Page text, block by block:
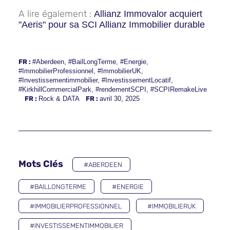
A lire également : Allianz Immovalor acquiert
"Aeris" pour sa SCI Allianz Immobilier durable
FR : #Aberdeen, #BailLongTerme, #Energie,
#ImmobilierProfessionnel , #ImmobilierUK,
#Investissementimmobilier, #InvestissementLocatif,
#KirkhillCommercialPark, #rendementSCPI , #SCPIRemakeLive
FR : Rock & DATA FR : avril 30, 2025
Mots Clés #ABERDEEN
#BAILLONGTERME #ENERGIE
#IMMOBILIERPROFESSIONNEL #IMMOBILIERUK
#INVESTISSEMENTIMMOBILIER